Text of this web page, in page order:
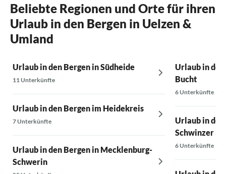
Beliebte Regionen und Orte für ihren
Urlaub in den Bergen in Uelzen &
Umland
Urlaub in den Bergen in Südheide
11 Unterkünfte
Urlaub in den Bergen im Heidekreis
7 Unterkünfte
Urlaub in den Bergen in Mecklenburg-
Schwerin
Urlaub in
Bucht
6 Unterkünfte
Urlaub in
Schwinzer
6 Unterkünfte